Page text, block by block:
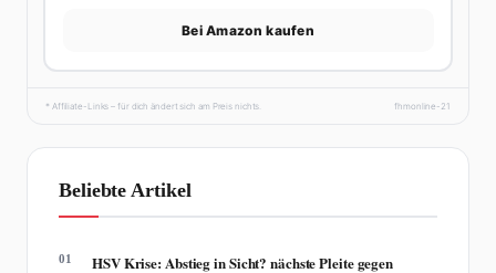
Bei Amazon kaufen
* Affiliate-Links – für dich ändert sich am Preis nichts. fhmonline-21
Beliebte Artikel
01
HSV Krise: Abstieg in Sicht? nächste Pleite gegen